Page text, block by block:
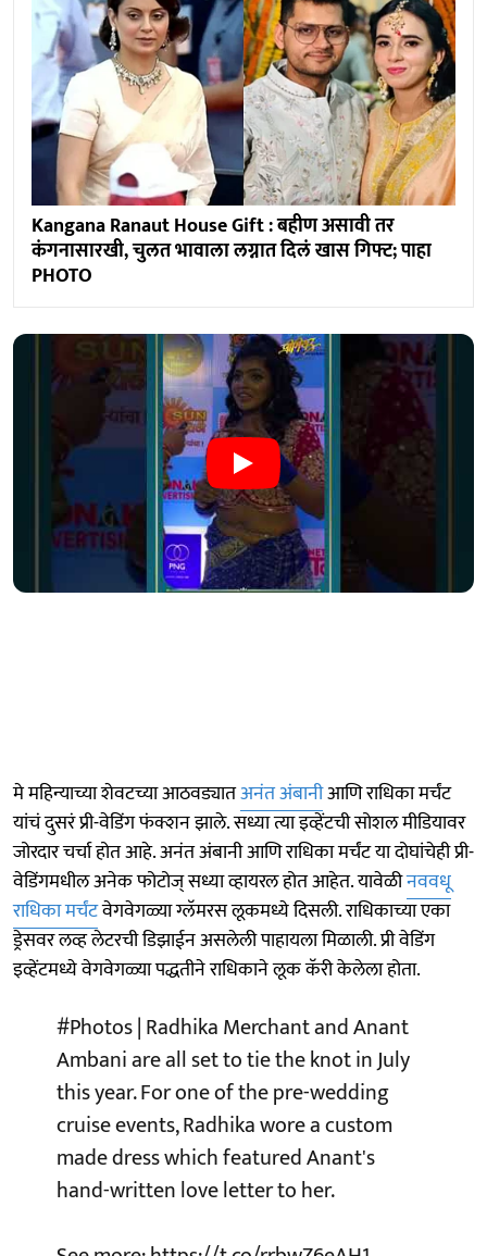
Kangana Ranaut House Gift : बहीण असावी तर
कंगनासारखी, चुलत भावाला लग्नात दिलं खास गिफ्ट; पाहा
PHOTO
मे महिन्याच्या शेवटच्या आठवड्यातअनंत अंबानीआणि राधिका मर्चंट
यांचं दुसरं प्री-वेडिंग फंक्शन झाले. सध्या त्या इव्हेंटची सोशल मीडियावर
जोरदार चर्चा होत आहे. अनंत अंबानी आणि राधिका मर्चंट या दोघांचेही प्री-
वेडिंगमधील अनेक फोटोज् सध्या व्हायरल होत आहेत. यावेळीनववधू
राधिका मर्चंटवेगवेगळ्या ग्लॅमरस लूकमध्ये दिसली. राधिकाच्या एका
ड्रेसवर लव्ह लेटरची डिझाईन असलेली पाहायला मिळाली. प्री वेडिंग
इव्हेंटमध्ये वेगवेगळ्या पद्धतीने राधिकाने लूक कॅरी केलेला होता.
#Photos| Radhika Merchant and Anant
Ambani are all set to tie the knot in July
this year. For one of the pre-wedding
cruise events, Radhika wore a custom
made dress which featured Anant's
hand-written love letter to her.